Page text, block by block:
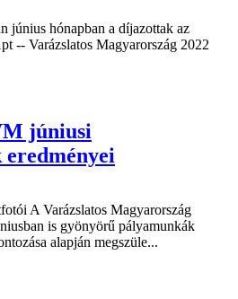
június hónapban a díjazottak az
-- Varázslatos Magyarország 2022
júniusi
A Varázslatos Magyarország
is gyönyörű pályamunkák
alapján megszüle...